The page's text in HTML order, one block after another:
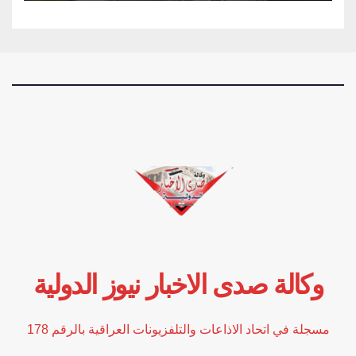
وكالة صدى الاخبار نيوز الدولية
مسجلة في اتحاد الاذاعات والتلفزيونات العراقية بالرقم 178